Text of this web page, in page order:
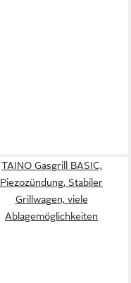
TAINO Gasgrill BASIC,
Piezozündung, Stabiler
Grillwagen, viele
Ablagemöglichkeiten